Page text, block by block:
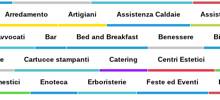
Arredamento Artigiani Assistenza Caldaie
Bar Bed and Breakfast Benessere
Cartucce stampanti Catering Centri Estetici
Enoteca Erboristerie Feste ed Eventi